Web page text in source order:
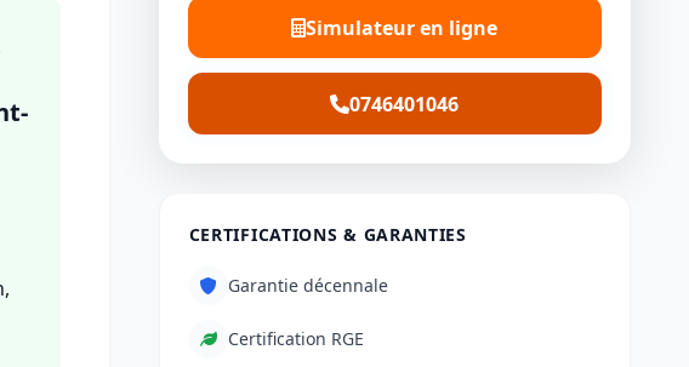
Simulateur en ligne
0746401046
CERTIFICATIONS & GARANTIES
Garantie décennale
Certification RGE